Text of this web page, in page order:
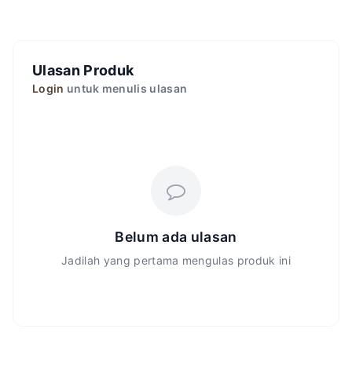
Ulasan Produk
Login untuk menulis ulasan
Belum ada ulasan
Jadilah yang pertama mengulas produk ini